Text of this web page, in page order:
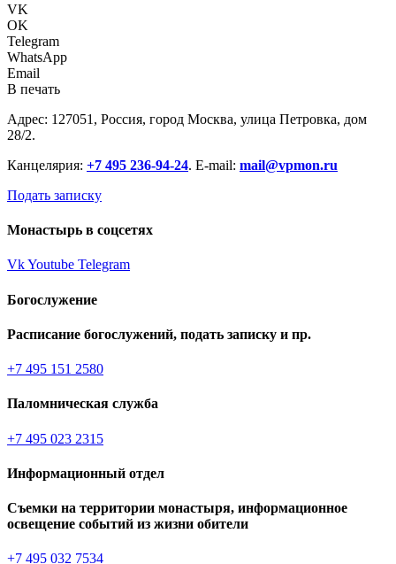
VK
OK
Telegram
WhatsApp
Email
В печать
Адрес: 127051, Россия, город Москва, улица Петровка, дом
28/2.
Канцелярия: +7 495 236-94-24. E-mail: mail@vpmon.ru
Подать записку
Монастырь в соцсетях
VkYoutube Telegram
Богослужение
Расписание богослужений, подать записку и пр.
+7 495 151 2580
Паломническая служба
+7 495 023 2315
Информационный отдел
Съемки на территории монастыря, информационное
освещение событий из жизни обители
+7 495 032 7534